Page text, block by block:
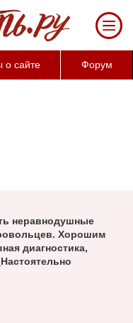
о сайте Форум
неравнодушные
Хорошим
диагностика,
Настоятельно